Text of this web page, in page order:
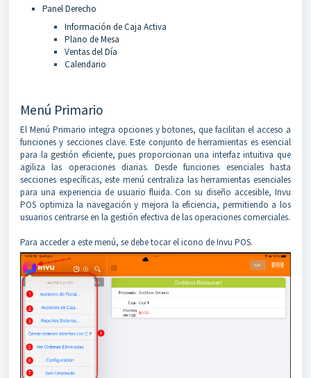
Panel Derecho
Información de Caja Activa
Plano de Mesa
Ventas del Día
Calendario
Menú Primario
El Menú Primario integra opciones y botones, que facilitan el acceso a
funciones y secciones clave. Este conjunto de herramientas es esencial
para la gestión eficiente, pues proporcionan una interfaz intuitiva que
agiliza las operaciones diarias. Desde funciones esenciales hasta
secciones específicas, este menú centraliza las herramientas esenciales
para una experiencia de usuario fluida. Con su diseño accesible, Invu
POS optimiza la navegación y mejora la eficiencia, permitiendo a los
usuarios centrarse en la gestión efectiva de las operaciones comerciales.
Para acceder a este menú, se debe tocar el icono de Invu POS.